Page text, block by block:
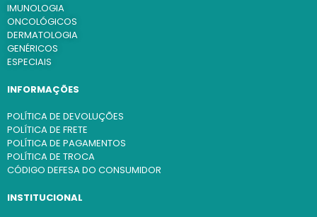
IMUNOLOGIA
ONCOLÓGICOS
DERMATOLOGIA
GENÉRICOS
ESPECIAIS
INFORMAÇÕES
POLÍTICA DE DEVOLUÇÕES
POLÍTICA DE FRETE
POLÍTICA DE PAGAMENTOS
POLÍTICA DE TROCA
CÓDIGO DEFESA DO CONSUMIDOR
INSTITUCIONAL